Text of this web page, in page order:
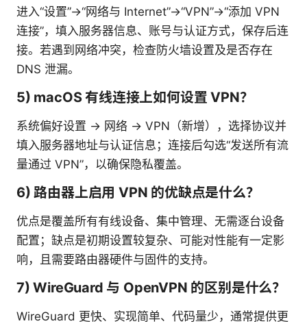
进入“设置”→“网络与 Internet”→“VPN”→“添加 VPN
连接”，填入服务器信息、账号与认证方式，保存后连
接。若遇到网络冲突，检查防火墙设置及是否存在
DNS 泄漏。
5) macOS 有线连接上如何设置 VPN？
系统偏好设置 → 网络 → VPN（新增），选择协议并
填入服务器地址与认证信息；连接后勾选“发送所有流
量通过 VPN”，以确保隐私覆盖。
6) 路由器上启用 VPN 的优缺点是什么？
优点是覆盖所有有线设备、集中管理、无需逐台设备
配置；缺点是初期设置较复杂、可能对性能有一定影
响，且需要路由器硬件与固件的支持。
7) WireGuard 与 OpenVPN 的区别是什么？
WireGuard 更快、实现简单、代码量少，通常提供更